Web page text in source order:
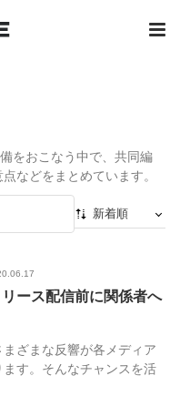
をおこなう中で、共同編
などをまとめています。
新着順
人気順
ース配信前に関係者へ
ざまな反響が各メディア
す。そんなチャンスを活